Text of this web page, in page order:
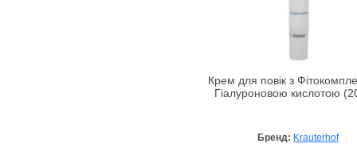
Крем для повік з
Гіалуроновою кислотою
Бренд: Krauterhof